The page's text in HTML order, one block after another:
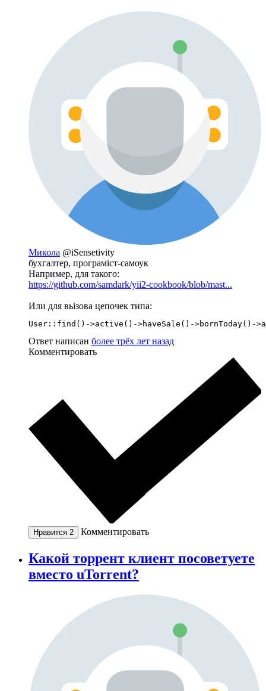
Микола @iSensetivity
бухгалтер, програміст-самоук
Например, для такого:
https://github.com/samdark/yii2-cookbook/blob/mast...
Или для вьізова цепочек типа:
User::find()->active()->haveSale()->bornToday()-
Ответ написан более трёх лет назад
Комментировать
Нравится 2 Комментировать
Какой торрент клиент посоветуете
вместо uTorrent?